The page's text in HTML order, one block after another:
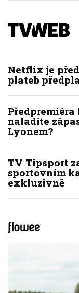
Netflix je
plateb
naladíte
Lyonem?
TV Tipsport
sportovním
exkluzivně